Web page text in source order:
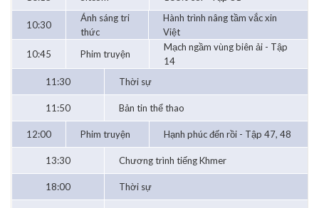
10:30
Ánh sáng tri
thức
Hành trình nâng tầm vắc xin
Việt
10:45
Phim truyện
Mạch ngầm vùng biên ải - Tập
14
11:30
Thời sự
11:50 Bản tin thể thao
12:00 Phim truyện Hạnh phúc đến rồi - Tập 47, 48
13:30 Chương trình tiếng Khmer
18:00 Thời sự